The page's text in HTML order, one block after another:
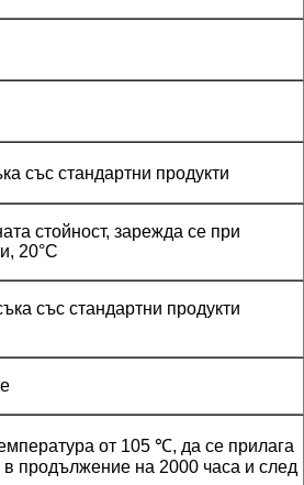
със стандартни продукти
стойност, зарежда се при
20°C
със стандартни продукти
от 105 ℃, да се прилага
продължение на 2000 часа и след